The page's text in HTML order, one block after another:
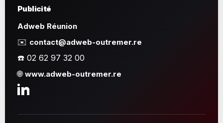
Publicité
Adweb Réunion
✉️ contact@adweb-outremer.re
☎️ 02 62 97 32 00
🌐www.adweb-outremer.re